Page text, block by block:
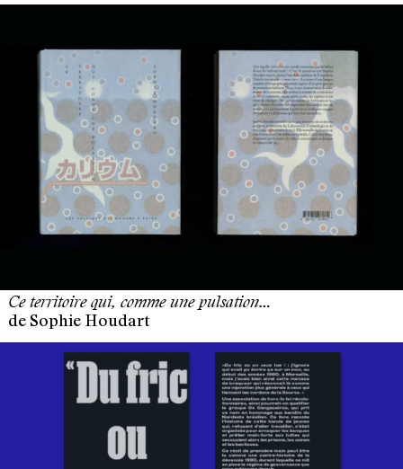
Ce territoire qui, comme une pulsation…
de Sophie Houdart